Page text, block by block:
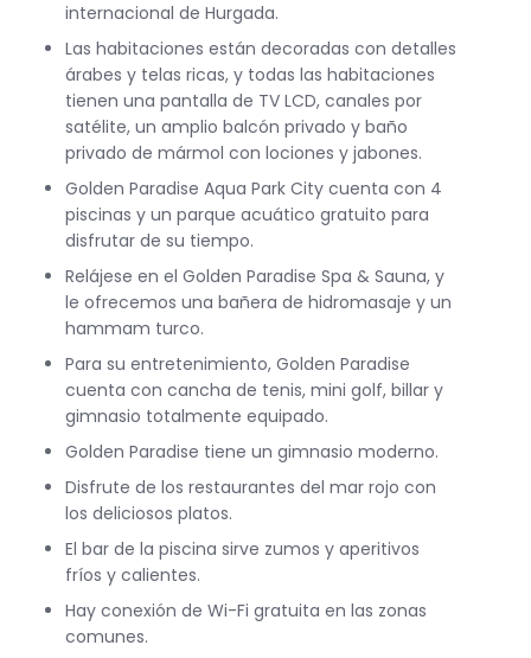
internacional de Hurgada.
Las habitaciones están decoradas con detalles
árabes y telas ricas, y todas las habitaciones
tienen una pantalla de TV LCD, canales por
satélite, un amplio balcón privado y baño
privado de mármol con lociones y jabones.
Golden Paradise Aqua Park City cuenta con 4
piscinas y un parque acuático gratuito para
disfrutar de su tiempo.
Relájese en el Golden Paradise Spa & Sauna, y
le ofrecemos una bañera de hidromasaje y un
hammam turco.
Para su entretenimiento, Golden Paradise
cuenta con cancha de tenis, mini golf, billar y
gimnasio totalmente equipado.
Golden Paradise tiene un gimnasio moderno.
Disfrute de los restaurantes del mar rojo con
los deliciosos platos.
El bar de la piscina sirve zumos y aperitivos
fríos y calientes.
Hay conexión de Wi-Fi gratuita en las zonas
comunes.